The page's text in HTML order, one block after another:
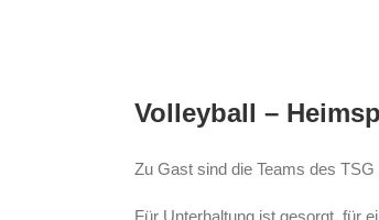
grösseres
Bild
Volleyball –
Zu Gast sind die Teams des